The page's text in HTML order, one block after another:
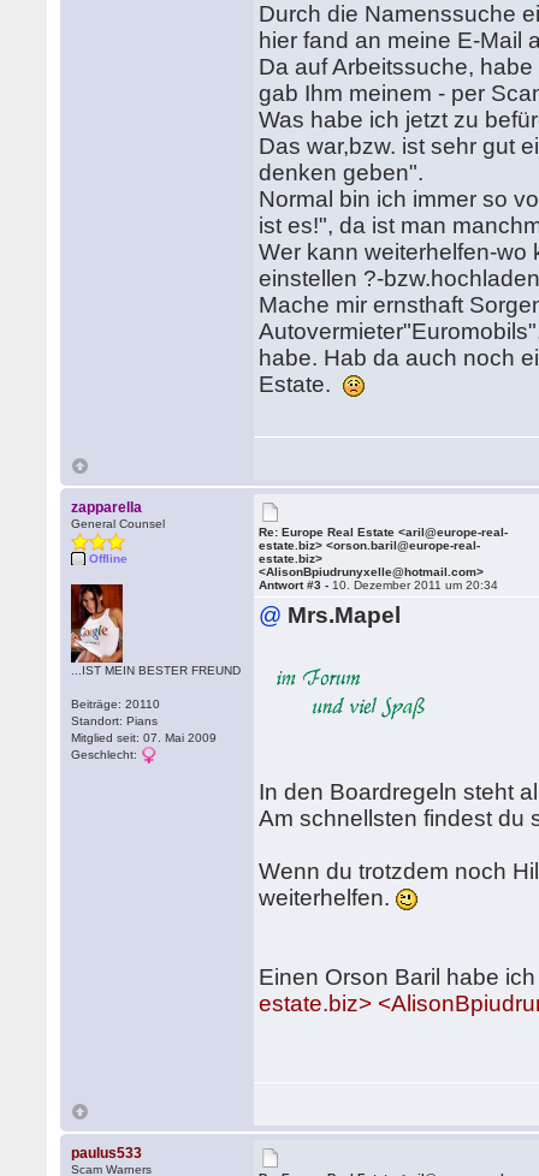
Durch die Namenssuche
hier fand an meine E-Mail
Da auf Arbeitssuche,
gab Ihm meinem - per
Was habe ich jetzt zu
Das war,bzw. ist sehr gut
denken geben".
Normal bin ich immer so
ist es!", da ist man
Wer kann weiterhelfen-
einstellen ?-
Mache mir ernsthaft
habe. Hab da auch noch
Estate.
zapparella
General Counsel
Offline
...IST MEIN BESTER FREUND
Beiträge: 20110
Standort: Pians
Mitglied seit: 07. Mai 2009
Geschlecht:
Re: Europe Real Estate <aril@europe-real-
estate.biz> <orson.baril@europe-real-
estate.biz>
<AlisonBpiudrunyxelle@hotmail.com>
Antwort #3 - 10. Dezember 2011 um 20:34
@ Mrs.Mapel
In den Boardregeln steht
Am schnellsten findest du
Wenn du trotzdem noch
weiterhelfen.
Einen Orson Baril habe
estate.biz>
paulus533
Scam Warners